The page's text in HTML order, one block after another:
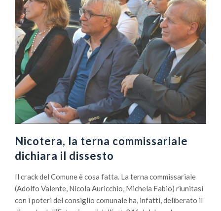
Nicotera, la terna commissariale
dichiara il dissesto
Il crack del Comune è cosa fatta. La terna commissariale
(Adolfo Valente, Nicola Auricchio, Michela Fabio) riunitasi
con i poteri del consiglio comunale ha, infatti, deliberato il